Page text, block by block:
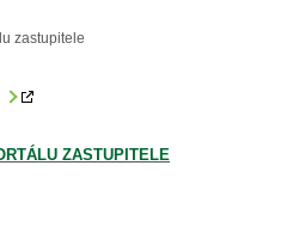
zastupitele
ZASTUPITELE